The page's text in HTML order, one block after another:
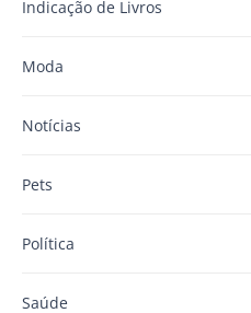
Indicação de Livros
Moda
Notícias
Pets
Política
Saúde